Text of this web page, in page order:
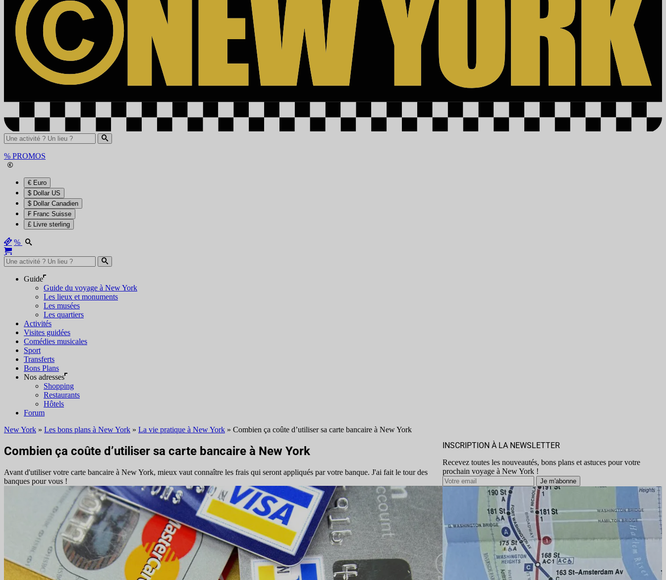
% PROMOS
€ Euro
$ Dollar US
$ Dollar Canadien
₣ Franc Suisse
£ Livre sterling
%
Guide
Guide du voyage à New York
Les lieux et monuments
Les musées
Les quartiers
Activités
Visites guidées
Comédies musicales
Sport
Transferts
Bons Plans
Nos adresses
Shopping
Restaurants
Hôtels
Forum
New York » Les bons plans à New York » La vie pratique à New York » Combien ça coûte d’utiliser sa carte bancaire à New York
Combien ça coûte d’utiliser sa carte bancaire à New York
Avant d'utiliser votre carte bancaire à New York, mieux vaut connaître les frais qui seront appliqués par votre banque. J'ai fait le tour des
banques pour vous !
INSCRIPTION À LA NEWSLETTER
Recevez toutes les nouveautés, bons plans et astuces pour votre
prochain voyage à New York !
Je m'abonne